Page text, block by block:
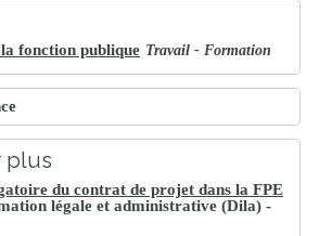
fonction publique Travail - Formation
plus
du contrat de projet dans la FPE
légale et administrative (Dila) -